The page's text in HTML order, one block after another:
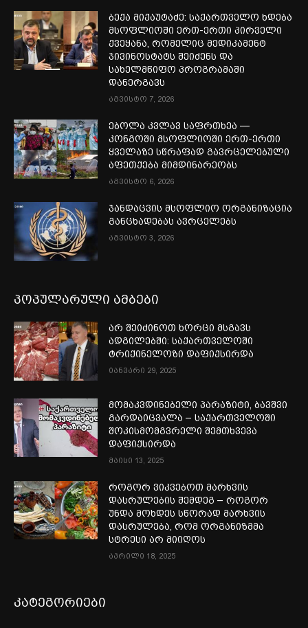
ბექა მიქაუტაძე: საქართველო ხდება
მსოფლიოში ერთ-ერთი პირველი
ქვეყანა, რომელიც მედიკამენტ
ჯივინოსტატს შეიძენს და
სახელმწიფო პროგრამაში
დანერგავს
აგვისტო 7, 2026
ებოლა კვლავ საფრთხეა —
კონგოში მსოფლიოში ერთ-ერთი
ყველაზე სწრაფად გავრცელებული
აფეთქება მიმდინარეობს
აგვისტო 6, 2026
ჯანდაცვის მსოფლიო ორგანიზაცია
განცხადებას ავრცელებს
აგვისტო 3, 2026
პოპულარული ამბები
არ შეიძინოთ ხორცი მსგავს
ადგილებში: საქართველოში
ტრიქინელოზი დაფიქსირდა
იანვარი 29, 2025
მომაკვდინებელი პარაზიტი, ბავშვი
გარდაიცვალა – საქართველოში
შოკისმომგვრელი შემთხვევა
დაფიქსირდა
მაისი 13, 2025
როგორ ვიკვებოთ მარხვის
დასრულების შემდეგ – როგორ
უნდა მოხდეს სწორად მარხვის
დასრულება, რომ ორგანიზმმა
სტრესი არ მიიღოს
აპრილი 18, 2025
კატეგორიები